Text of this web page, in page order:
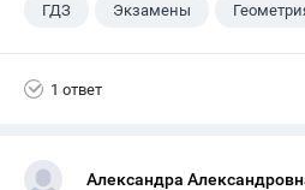
ГДЗ Экзамены
1 ответ
Александра